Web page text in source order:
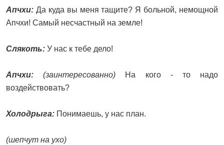
Апчхи: Да куда вы меня тащите? Я больной, немощной
Апчхи! Самый несчастный на земле!
Слякоть: У нас к тебе дело!
Апчхи: (заинтересованно) На кого - то надо
воздействовать?
Холодрыга: Понимаешь, у нас план.
(шепчут на ухо)